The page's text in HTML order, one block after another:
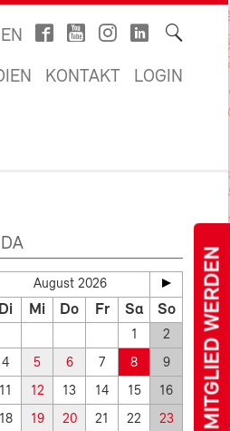
MITGLIED WERDEN
EN
KONTAKT LOGIN
August 2026
Di Mi Do Fr Sa So
1 2
4 5 6 7 8 9
11 12 13 14 15 16
18 19 20 21 22 23